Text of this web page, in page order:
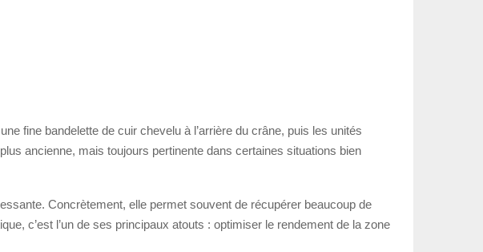
fine bandelette de cuir chevelu à l’arrière du crâne, puis les unités
ancienne, mais toujours pertinente dans certaines situations bien
Concrètement, elle permet souvent de récupérer beaucoup de
c’est l’un de ses principaux atouts : optimiser le rendement de la zone